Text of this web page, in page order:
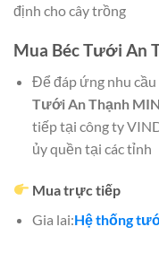
định cho cây trồng
Mua Béc Tưới An
Để đáp ứng nhu cầu
Tưới An Thạnh
tiếp tại công ty
ủy quền tại các tỉnh
Mua trực tiếp
Gia lai:Hệ thống